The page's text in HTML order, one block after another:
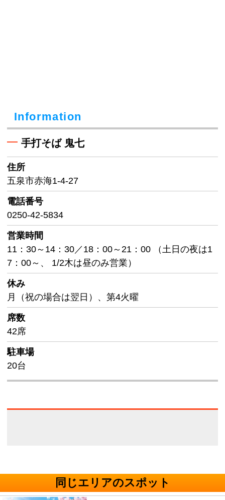
Information
手打そば 鬼七
住所
五泉市赤海1-4-27
電話番号
0250-42-5834
営業時間
11：30～14：30／18：00～21：00 （土日の夜は1
7：00～、 1/2木は昼のみ営業）
休み
月（祝の場合は翌日）、第4火曜
席数
42席
駐車場
20台
同じエリアのスポット